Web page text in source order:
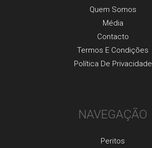
Quem Somos
Média
Contacto
Termos E Condições
Política De Privacidade
NAVEGAÇÃO
Peritos